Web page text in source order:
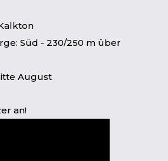
Süd - 230/250 m über
August
an!